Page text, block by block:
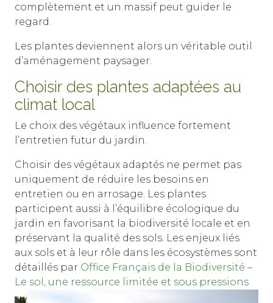
complètement et un massif peut guider le
regard.
Les plantes deviennent alors un véritable outil
d’aménagement paysager.
Choisir des plantes adaptées au
climat local
Le choix des végétaux influence fortement
l’entretien futur du jardin.
Choisir des végétaux adaptés ne permet pas
uniquement de réduire les besoins en
entretien ou en arrosage. Les plantes
participent aussi à l’équilibre écologique du
jardin en favorisant la biodiversité locale et en
préservant la qualité des sols. Les enjeux liés
aux sols et à leur rôle dans les écosystèmes sont
détaillés par Office Français de la Biodiversité –
Le sol, une ressource limitée et sous pressions